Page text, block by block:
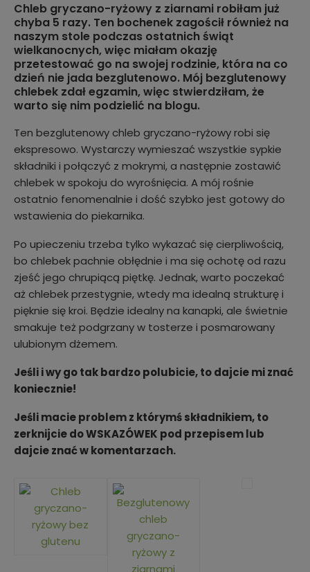
Chleb gryczano-ryżowy z ziarnami robiłam już
chyba 5 razy. Ten bochenek zagościł również na
naszym stole podczas ostatnich świąt
wielkanocnych, więc miałam okazję
przetestować go na swojej rodzinie, która na co
dzień nie jada bezglutenowo. Mój bezglutenowy
chlebek zdał egzamin, więc stwierdziłam, że
warto się nim podzielić na blogu.
Ten bezglutenowy chleb gryczano-ryżowy robi się
ekspresowo. Wystarczy wymieszać wszystkie sypkie
składniki i połączyć z mokrymi, a następnie zostawić
chlebek w spokoju do wyrośnięcia. A mój rośnie
ostatnio fenomenalnie i dość szybko jest gotowy do
wstawienia do piekarnika.
Po upieczeniu trzeba tylko wykazać się cierpliwością,
bo chlebek pachnie obłędnie i ma się ochotę od razu
zjeść jego chrupiącą piętkę. Jednak, warto poczekać
aż chlebek przestygnie, wtedy ma idealną strukturę i
pięknie się kroi. Będzie idealny na kanapki, ale świetnie
smakuje też podgrzany w tosterze i posmarowany
ulubionym dżemem.
Jeśli i wy go tak bardzo polubicie, to dajcie mi znać
koniecznie!
Jeśli macie problem z którymś składnikiem, to
zerknijcie do WSKAZÓWEK pod przepisem lub
dajcie znać w komentarzach.